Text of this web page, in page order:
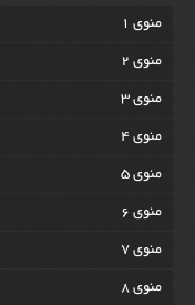
منوی 1
منوی 2
منوی 3
منوی 4
منوی 5
منوی 6
منوی 7
منوی 8